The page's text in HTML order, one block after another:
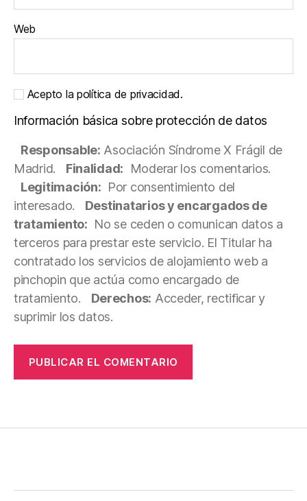
Web
Acepto la política de privacidad.
Información básica sobre protección de datos
Responsable: Asociación Síndrome X Frágil de
Madrid.
Finalidad: Moderar los comentarios.
Legitimación: Por consentimiento del
interesado.
Destinatarios y encargados de
tratamiento: No se ceden o comunican datos a
terceros para prestar este servicio. El Titular ha
contratado los servicios de alojamiento web a
pinchopin que actúa como encargado de
tratamiento.
Derechos: Acceder, rectificar y
suprimir los datos.